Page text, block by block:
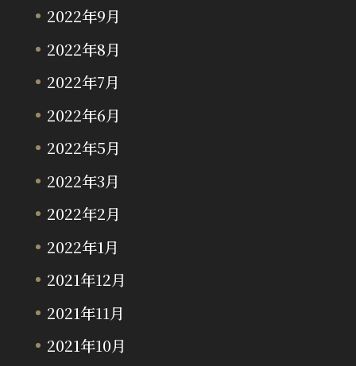
2022年9月
2022年8月
2022年7月
2022年6月
2022年5月
2022年3月
2022年2月
2022年1月
2021年12月
2021年11月
2021年10月